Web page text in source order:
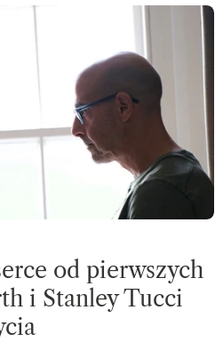
od pierwszych
i Stanley Tucci